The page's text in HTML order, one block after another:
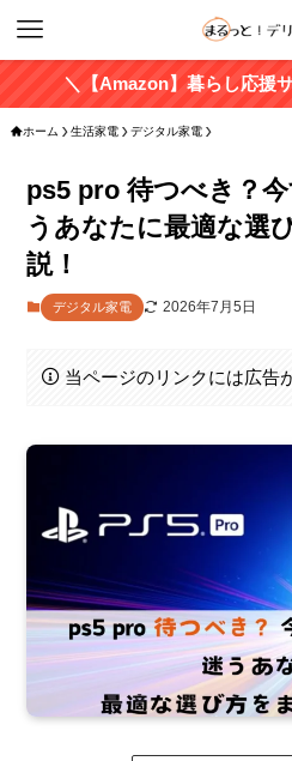
＼【Amazon】暮らし応援
ホーム 生活家電 デジタル家電
ps5 pro 待つべき？
うあなたに最適な選
説！
デジタル家電 2026年7月5日
当ページのリンクには広告